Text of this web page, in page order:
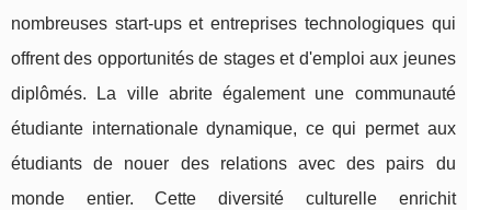
nombreuses start-ups et entreprises technologiques qui
offrent des opportunités de stages et d'emploi aux jeunes
diplômés. La ville abrite également une communauté
étudiante internationale dynamique, ce qui permet aux
étudiants de nouer des relations avec des pairs du
monde entier. Cette diversité culturelle enrichit